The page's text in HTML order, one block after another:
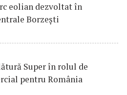
eolian dezvoltat în
Borzești
Super în rolul de
pentru România